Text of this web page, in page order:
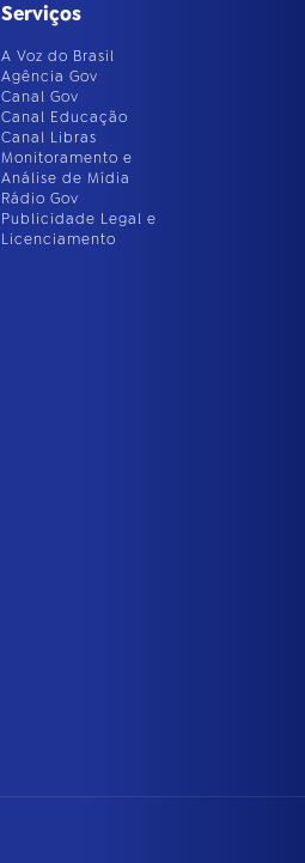
Serviços
A Voz do Brasil
Agência Gov
Canal Gov
Canal Educação
Canal Libras
Monitoramento e
Análise de Mídia
Rádio Gov
Publicidade Legal e
Licenciamento